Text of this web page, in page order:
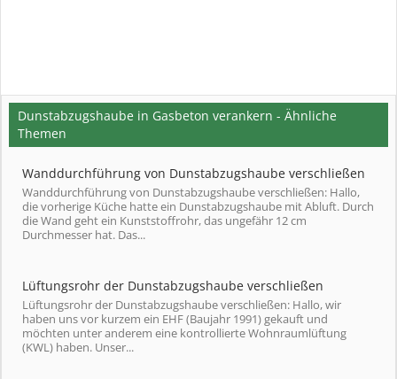
Dunstabzugshaube in Gasbeton verankern - Ähnliche
Themen
Wanddurchführung von Dunstabzugshaube verschließen
Wanddurchführung von Dunstabzugshaube verschließen: Hallo,
die vorherige Küche hatte ein Dunstabzugshaube mit Abluft. Durch
die Wand geht ein Kunststoffrohr, das ungefähr 12 cm
Durchmesser hat. Das...
Lüftungsrohr der Dunstabzugshaube verschließen
Lüftungsrohr der Dunstabzugshaube verschließen: Hallo, wir
haben uns vor kurzem ein EHF (Baujahr 1991) gekauft und
möchten unter anderem eine kontrollierte Wohnraumlüftung
(KWL) haben. Unser...